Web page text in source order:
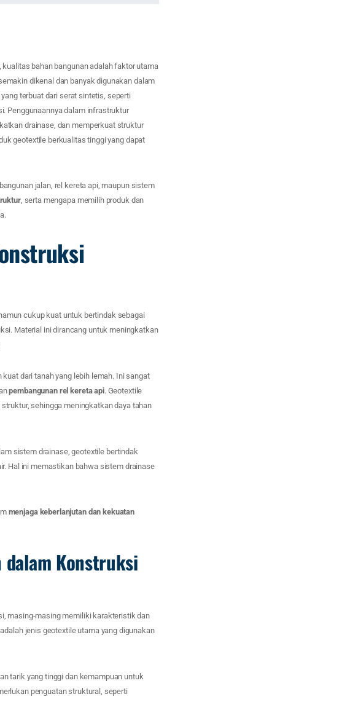
kualitas bahan bangunan adalah faktor utama
dikenal dan banyak digunakan dalam
terbuat dari serat sintetis, seperti
Penggunaannya dalam infrastruktur
drainase, dan memperkuat struktur
geotextile berkualitas tinggi yang dapat
jalan, rel kereta api, maupun sistem
, serta mengapa memilih produk dan
cukup kuat untuk bertindak sebagai
Material ini dirancang untuk meningkatkan
dari tanah yang lebih lemah. Ini sangat
pembangunan rel kereta api. Geotextile
sehingga meningkatkan daya tahan
sistem drainase, geotextile bertindak
Hal ini memastikan bahwa sistem drainase
menjaga keberlanjutan dan kekuatan
dalam Konstruksi
masing-masing memiliki karakteristik dan
jenis geotextile utama yang digunakan
tarik yang tinggi dan kemampuan untuk
penguatan struktural, seperti